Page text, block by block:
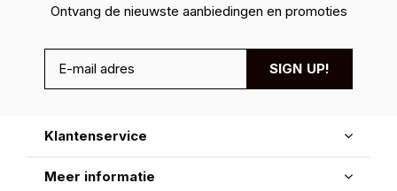
Ontvang de nieuwste aanbiedingen en promoties
SIGN UP!
Klantenservice
Meer informatie